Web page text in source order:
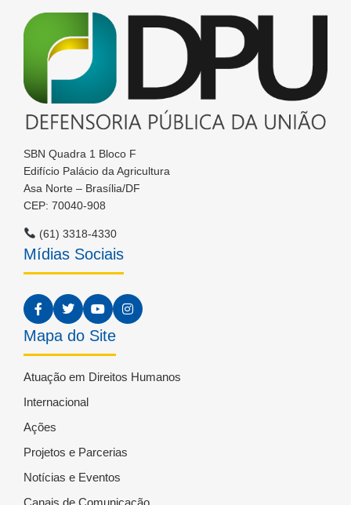
SBN Quadra 1 Bloco F
Edifício Palácio da Agricultura
Asa Norte – Brasília/DF
CEP: 70040-908
(61) 3318-4330
Mídias Sociais
Mapa do Site
Atuação em Direitos Humanos
Internacional
Ações
Projetos e Parcerias
Notícias e Eventos
Canais de Comunicação